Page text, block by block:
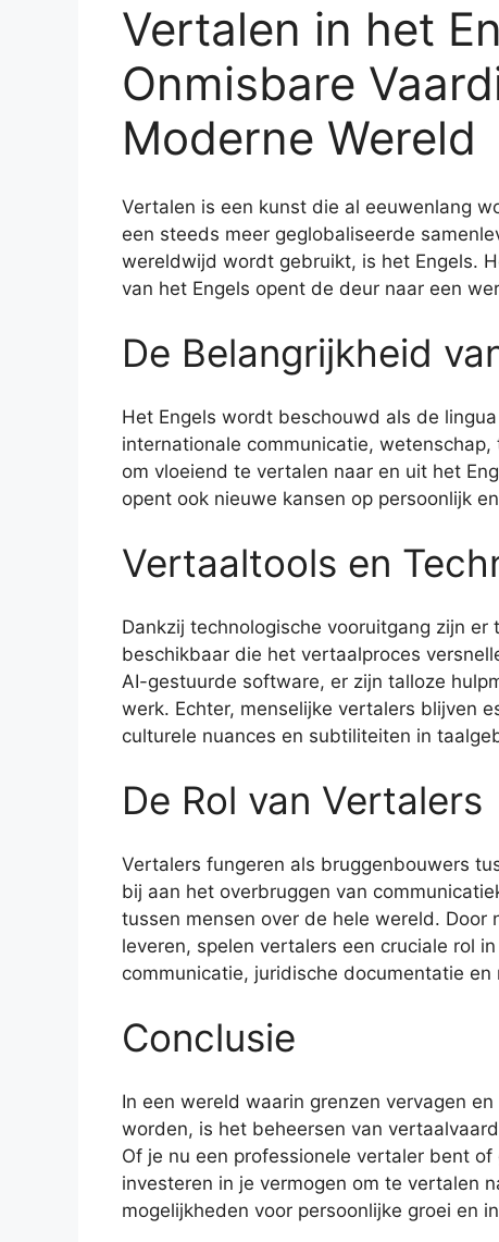
Vertalen in het
Onmisbare
Moderne Wereld
Vertalen is een kunst die al eeuwenlang
een steeds meer geglobaliseerde
wereldwijd wordt gebruikt, is het Engels.
van het Engels opent de deur naar een
De Belangrijkheid
Het Engels wordt beschouwd als de
internationale communicatie,
om vloeiend te vertalen naar en uit het
opent ook nieuwe kansen op persoonlijk
Vertaaltools en
Dankzij technologische vooruitgang zijn
beschikbaar die het vertaalproces
AI-gestuurde software, er zijn talloze
werk. Echter, menselijke vertalers blijven
culturele nuances en subtiliteiten in
De Rol van Vertalers
Vertalers fungeren als bruggenbouwers
bij aan het overbruggen van
tussen mensen over de hele wereld.
leveren, spelen vertalers een cruciale rol
communicatie, juridische documentatie en
Conclusie
In een wereld waarin grenzen vervagen
worden, is het beheersen van
Of je nu een professionele vertaler bent
investeren in je vermogen om te vertalen
mogelijkheden voor persoonlijke groei en